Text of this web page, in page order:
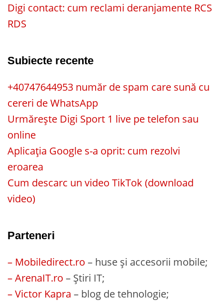
Digi contact: cum reclami deranjamente RCS
RDS
Subiecte recente
+40747644953 număr de spam care sună cu
cereri de WhatsApp
Urmărește Digi Sport 1 live pe telefon sau
online
Aplicația Google s-a oprit: cum rezolvi
eroarea
Cum descarc un video TikTok (download
video)
Parteneri
– Mobiledirect.ro – huse și accesorii mobile;
– ArenaIT.ro – Știri IT;
– Victor Kapra – blog de tehnologie;